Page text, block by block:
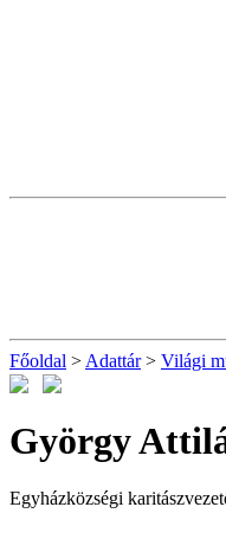
Főoldal > Adattár> Világi
György
Egyházközségi